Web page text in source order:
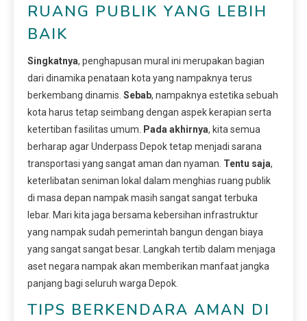
RUANG PUBLIK YANG LEBIH
BAIK
Singkatnya, penghapusan mural ini merupakan bagian
dari dinamika penataan kota yang nampaknya terus
berkembang dinamis. Sebab, nampaknya estetika sebuah
kota harus tetap seimbang dengan aspek kerapian serta
ketertiban fasilitas umum.
Pada akhirnya, kita semua
berharap agar Underpass Depok tetap menjadi sarana
transportasi yang sangat aman dan nyaman. Tentu saja,
keterlibatan seniman lokal dalam menghias ruang publik
di masa depan nampak masih sangat sangat terbuka
lebar. Mari kita jaga bersama kebersihan infrastruktur
yang nampak sudah pemerintah bangun dengan biaya
yang sangat sangat besar. Langkah tertib dalam menjaga
aset negara nampak akan memberikan manfaat jangka
panjang bagi seluruh warga Depok.
TIPS BERKENDARA AMAN DI